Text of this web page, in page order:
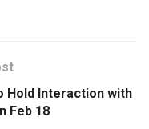
Hold Interaction with
Feb 18